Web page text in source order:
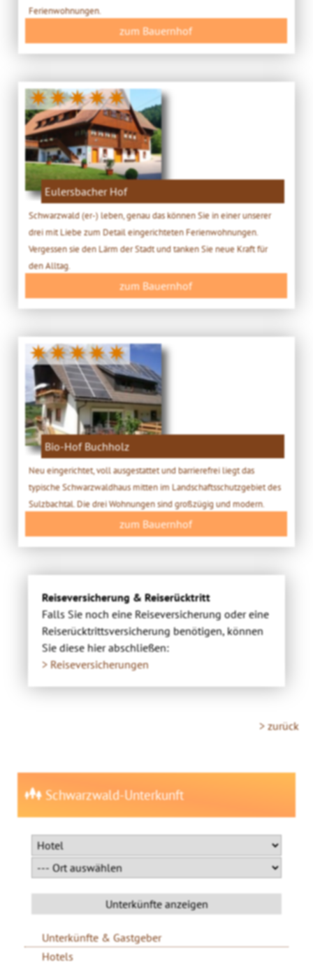
Ferienwohnungen.
zum Bauernhof
✷✷✷✷✷
Eulersbacher Hof
Schwarzwald (er-) leben, genau das können Sie in einer unserer
drei mit Liebe zum Detail eingerichteten Ferienwohnungen.
Vergessen sie den Lärm der Stadt und tanken Sie neue Kraft für
den Alltag.
zum Bauernhof
✷✷✷✷✷
Bio-Hof Buchholz
Neu eingerichtet, voll ausgestattet und barrierefrei liegt das
typische Schwarzwaldhaus mitten im Landschaftsschutzgebiet des
Sulzbachtal. Die drei Wohnungen sind großzügig und modern.
zum Bauernhof
Reiseversicherung & Reiserücktritt
Falls Sie noch eine Reiseversicherung oder eine
Reiserücktrittsversicherung benötigen, können
Sie diese hier abschließen:
> Reiseversicherungen
> zurück
Schwarzwald-Unterkunft
Unterkünfte & Gastgeber
Hotels